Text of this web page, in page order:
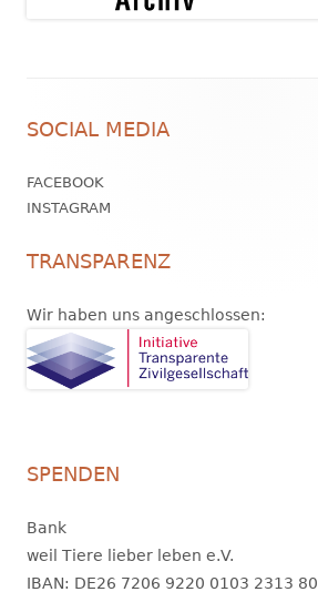
Inhalt
SOCIAL MEDIA
FACEBOOK
INSTAGRAM
TRANSPARENZ
Wir haben uns angeschlossen:
SPENDEN
Bank
weil Tiere lieber leben e.V.
IBAN: DE26 7206 9220 0103 2313 80